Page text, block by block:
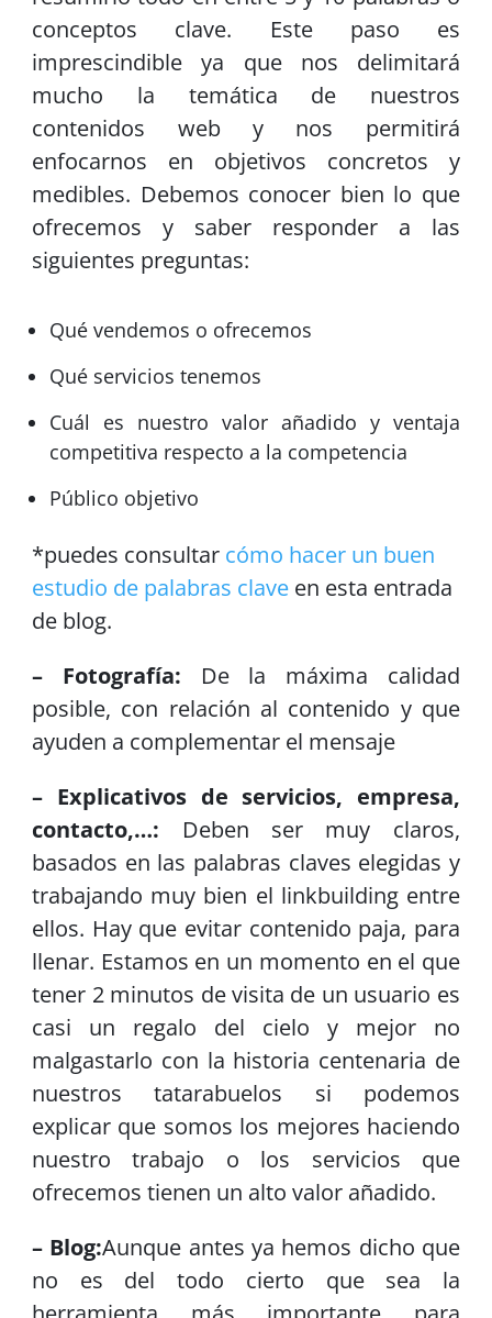
conceptos clave. Este paso es
imprescindible ya que nos delimitará
mucho la temática de nuestros
contenidos web y nos permitirá
enfocarnos en objetivos concretos y
medibles. Debemos conocer bien lo que
ofrecemos y saber responder a las
siguientes preguntas:
Qué vendemos o ofrecemos
Qué servicios tenemos
Cuál es nuestro valor añadido y ventaja
competitiva respecto a la competencia
Público objetivo
*puedes consultar cómo hacer un buen
estudio de palabras clave en esta entrada
de blog.
– Fotografía: De la máxima calidad
posible, con relación al contenido y que
ayuden a complementar el mensaje
– Explicativos de servicios, empresa,
contacto,…: Deben ser muy claros,
basados en las palabras claves elegidas y
trabajando muy bien el linkbuilding entre
ellos. Hay que evitar contenido paja, para
llenar. Estamos en un momento en el que
tener 2 minutos de visita de un usuario es
casi un regalo del cielo y mejor no
malgastarlo con la historia centenaria de
nuestros tatarabuelos si podemos
explicar que somos los mejores haciendo
nuestro trabajo o los servicios que
ofrecemos tienen un alto valor añadido.
– Blog:Aunque antes ya hemos dicho que
no es del todo cierto que sea la